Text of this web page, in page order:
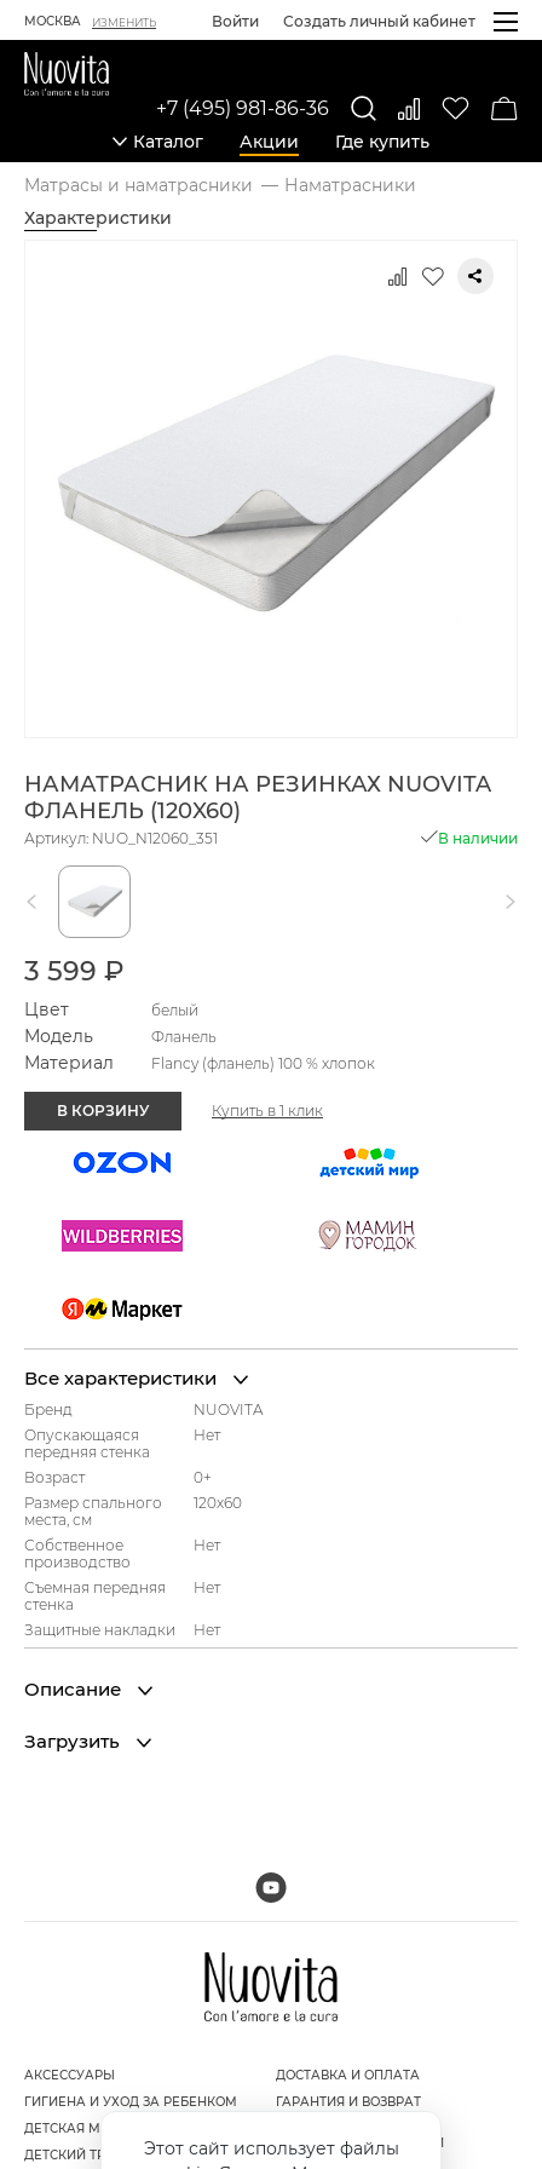
МОСКВА ИЗМЕНИТЬ Войти Создать личный кабинет
Каталог Акции Где купить
+7 (495) 981-86-36
Матрасы и наматрасники
Наматрасники
Характеристики
НАМАТРАСНИК НА РЕЗИНКАХ NUOVITA
ФЛАНЕЛЬ (120X60)
Артикул: NUO_N12060_351 В наличии
3 599 ₽
Цвет белый
Модель Фланель
Материал Flancy (фланель) 100 % хлопок
В КОРЗИНУ Купить в 1 клик
Все характеристики
Бренд
NUOVITA
Опускающаяся
передняя стенка
Нет
Возраст
0+
Размер спального
места, см
120x60
Собственное
производство
Нет
Съемная передняя
стенка
Нет
Защитные накладки Нет
Описание
Загрузить
АКСЕССУАРЫ
ГИГИЕНА И УХОД ЗА РЕБЕНКОМ
ДЕТСКАЯ МЕБЕЛЬ
ДЕТСКИЙ ТРАНСПОРТ
ДОСТАВКА И ОПЛАТА
ГАРАНТИЯ И ВОЗВРАТ
КОНФИДЕНЦИАЛЬНОСТИ
Этот сайт использует файлы